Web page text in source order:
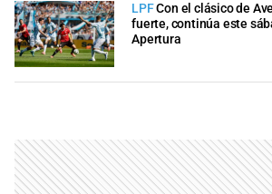
LPFCon el clásico de
fuerte, continúa este
Apertura